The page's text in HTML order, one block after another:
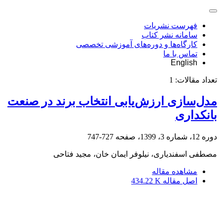
فهرست نشریات
سامانه نشر کتاب
کارگاه‌ها و دوره‌های آموزشی تخصصی
تماس با ما
English
تعداد مقالات: 1
مدل‌سازی ارزش‌یابی انتخاب برند در صنعت
بانکداری
دوره 12، شماره 3، 1399، صفحه 727-747
مصطفی اسفندیاری، نیلوفر ایمان خان، مجید فتاحی
مشاهده مقاله
اصل مقاله 434.22 K